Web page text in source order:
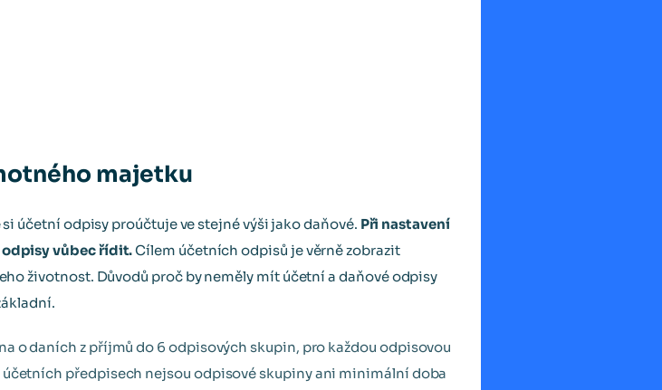
majetku
účetní odpisy proúčtuje ve stejné výši jako daňové. Při nastavení
vůbec řídit.Cílem účetních odpisů je věrně zobrazit
životnost. Důvodů proč by neměly mít účetní a daňové odpisy
o daních z příjmů do 6 odpisových skupin, pro každou odpisovou
předpisech nejsou odpisové skupiny ani minimální doba